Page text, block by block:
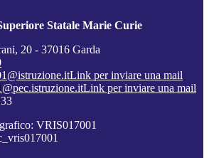
Statale Marie Curie
20 - 37016 Garda
Link per inviare una mail
Link per inviare una mail
VRIS017001